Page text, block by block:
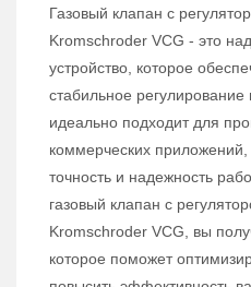
Газовый клапан с
Kromschroder VCG - это
устройство, которое
стабильное регулирование
идеально подходит для
коммерческих приложений,
точность и надежность
газовый клапан с
Kromschroder VCG, вы
которое поможет